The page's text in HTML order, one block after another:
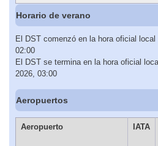
Horario de verano
El DST comenzó en la hora oficial local
02:00
El DST se termina en la hora oficial
2026, 03:00
Aeropuertos
Aeropuerto IATA